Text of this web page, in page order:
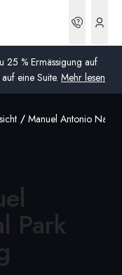
25 % Ermässigung auf
eine Suite. Mehr lesen
Wales
Manuel Antonio
Park